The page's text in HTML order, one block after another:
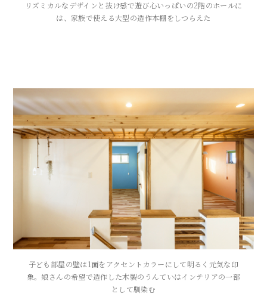
リズミカルなデザインと抜け感で遊び心いっぱいの2階のホールに
は、家族で使える大型の造作本棚をしつらえた
子ども部屋の壁は1面をアクセントカラーにして明るく元気な印
象。娘さんの希望で造作した木製のうんていはインテリアの一部
として馴染む